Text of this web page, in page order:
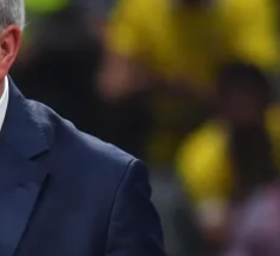
1
לבית עסק
הערוצים